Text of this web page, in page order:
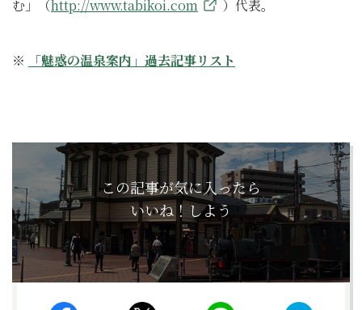
む」（http://www.tabikoi.com ）代表。
※ 「魅惑の温泉案内」過去記事リスト
この記事が気に入ったら
いいね！しよう